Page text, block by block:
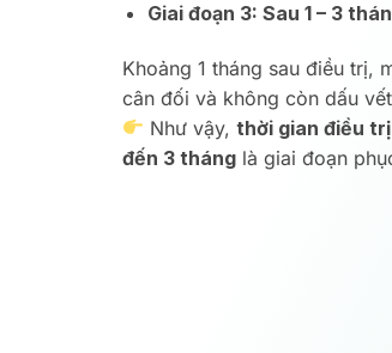
Giai đoạn 3: Sau 1 – 3
Khoảng 1 tháng sau điều trị,
cân đối và không còn dấu
Như vậy,thời gian điều
đến 3 tháng là giai đoạn